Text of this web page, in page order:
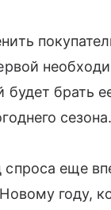
будет
сезона.
еще
году,